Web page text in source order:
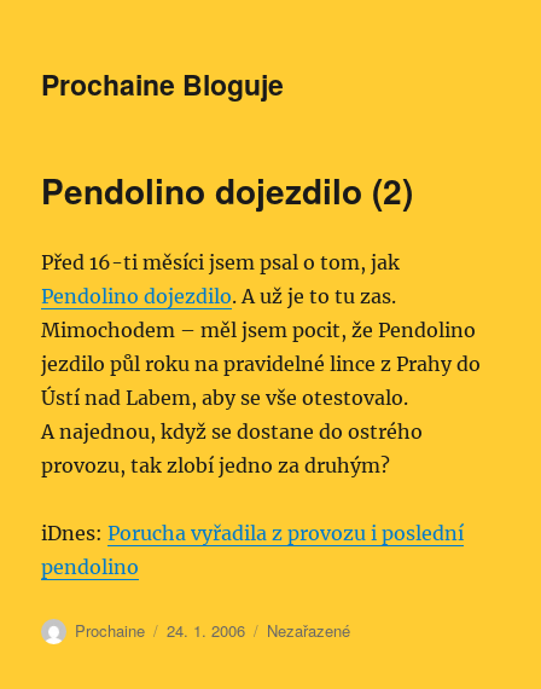
Prochaine Bloguje
Pendolino dojezdilo (2)
Před 16-ti měsíci jsem psal o tom, jak
Pendolino dojezdilo. A už je to tu zas.
Mimochodem – měl jsem pocit, že Pendolino
jezdilo půl roku na pravidelné lince z Prahy do
Ústí nad Labem, aby se vše otestovalo.
A najednou, když se dostane do ostrého
provozu, tak zlobí jedno za druhým?
iDnes:Porucha vyřadila z provozu i poslední
pendolino
Autor:
Prochaine Publikováno:
24. 1. 2006 Rubriky:
Nezařazené